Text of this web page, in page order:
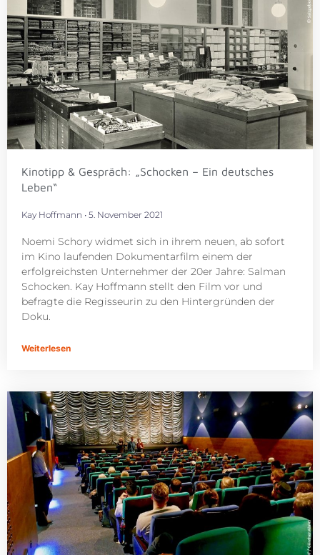
Kinotipp & Gespräch: „Schocken – Ein deutsches
Leben“
Kay Hoffmann 5. November 2021
Noemi Schory widmet sich in ihrem neuen, ab sofort
im Kino laufenden Dokumentarfilm einem der
erfolgreichsten Unternehmer der 20er Jahre: Salman
Schocken. Kay Hoffmann stellt den Film vor und
befragte die Regisseurin zu den Hintergründen der
Doku.
Weiterlesen